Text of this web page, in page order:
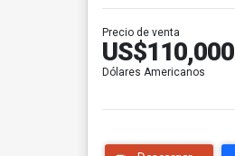
Precio de venta
US$110,000
Dólares Americanos